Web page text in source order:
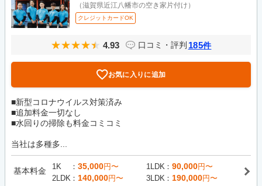
（滋賀県近江八幡市の空き家片付け）
クレジットカードOK
4.93 口コミ・評判 185件
お気に入りに追加
■新型コロナウイルス対策済み
■追加料金一切なし
■水回りの掃除も料金コミコミ
当社は多種多...
基本料金 1K 35,000円〜 1LDK 90,000円〜
2LDK
140,000円〜 3LDK 190,000円〜